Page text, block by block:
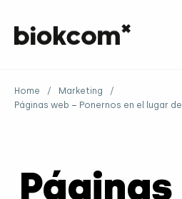
Home / Marketing
/
Páginas web – Ponernos en el lugar